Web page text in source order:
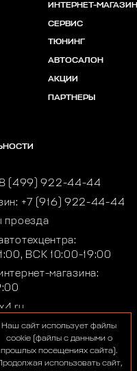
ИНТЕРНЕТ-МАГАЗИН
СЕРВИС
ТЮНИНГ
АВТОСАЛОН
АКЦИИ
ПАРТНЕРЫ
(499) 922-44-44
+7 (916) 922-44-44
проезда
ВСК 10:00-19:00
магазина:
Наш сайт использует файлы
cookie (файлы с данными о
прошлых посещениях сайта).
Продолжая использовать сайт,